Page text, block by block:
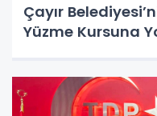
Çayır
Yüzme Kursuna